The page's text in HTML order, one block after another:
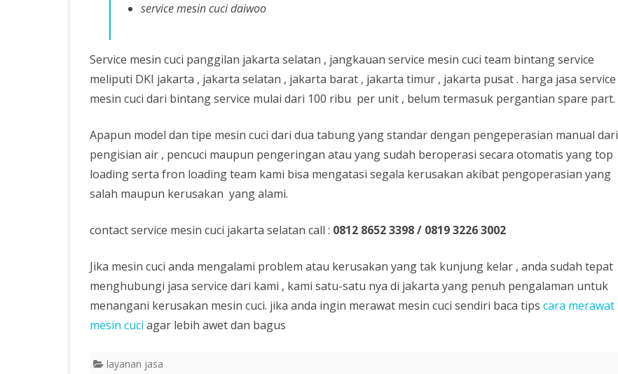
service mesin cuci daiwoo
Service mesin cuci panggilan jakarta selatan , jangkauan service mesin cuci team bintang service
meliputi DKI jakarta , jakarta selatan , jakarta barat , jakarta timur , jakarta pusat . harga jasa service
mesin cuci dari bintang service mulai dari 100 ribu per unit , belum termasuk pergantian spare part.
Apapun model dan tipe mesin cuci dari dua tabung yang standar dengan pengeperasian manual dari
pengisian air , pencuci maupun pengeringan atau yang sudah beroperasi secara otomatis yang top
loading serta fron loading team kami bisa mengatasi segala kerusakan akibat pengoperasian yang
salah maupun kerusakan yang alami.
contact service mesin cuci jakarta selatan call : 0812 8652 3398 / 0819 3226 3002
Jika mesin cuci anda mengalami problem atau kerusakan yang tak kunjung kelar , anda sudah tepat
menghubungi jasa service dari kami , kami satu-satu nya di jakarta yang penuh pengalaman untuk
menangani kerusakan mesin cuci. jika anda ingin merawat mesin cuci sendiri baca tips cara merawat
mesin cuci agar lebih awet dan bagus
layanan jasa